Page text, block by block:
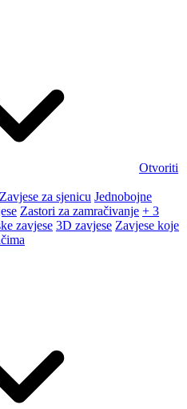
Otvoriti
Zavjese za sjenicu Jednobojne
Zastori za zamračivanje + 3
zavjese 3D zavjese Zavjese koje